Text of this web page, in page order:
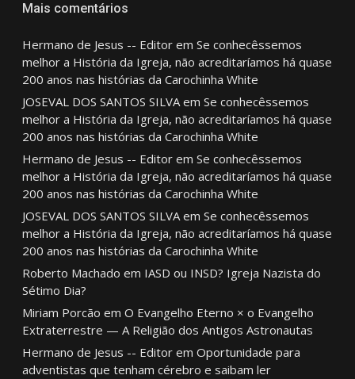
Mais comentários
Hermano de Jesus -- Editorem Se conhecêssemos
melhor a História da Igreja, não acreditaríamos há quase
200 anos nas histórias da Carochinha White
JOSEVAL DOS SANTOS SILVAem Se conhecêssemos
melhor a História da Igreja, não acreditaríamos há quase
200 anos nas histórias da Carochinha White
Hermano de Jesus -- Editorem Se conhecêssemos
melhor a História da Igreja, não acreditaríamos há quase
200 anos nas histórias da Carochinha White
JOSEVAL DOS SANTOS SILVAem Se conhecêssemos
melhor a História da Igreja, não acreditaríamos há quase
200 anos nas histórias da Carochinha White
Roberto Machado em IASD ou INSD? Igreja Nazista do
Sétimo Dia?
Miriam Porcão em O Evangelho Eterno × o Evangelho
Extraterrestre — A Religião dos Antigos Astronautas
Hermano de Jesus -- Editorem Oportunidade para
adventistas que tenham cérebro e saibam ler